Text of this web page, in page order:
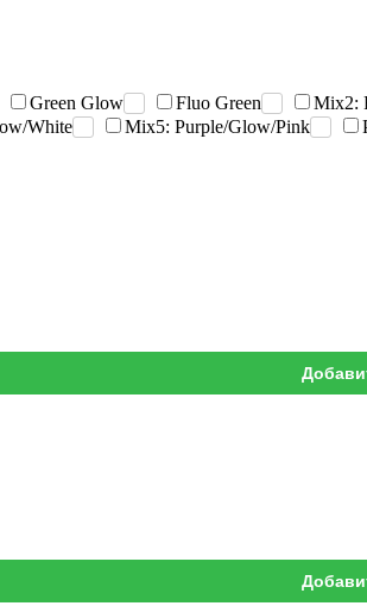
Green Glow Fluo Green Mix2:
White Mix5: Purple/Glow/Pink